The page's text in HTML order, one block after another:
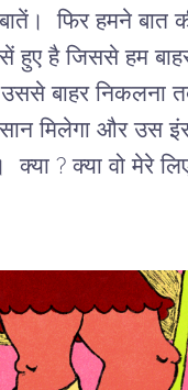
फिर हमने बात
है जिससे हम बाहर
बाहर निकलना
मिलेगा और उस
? क्या वो मेरे